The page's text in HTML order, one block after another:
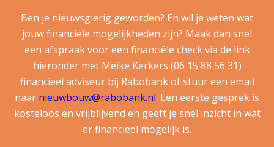
Ben je nieuwsgierig geworden? En wil je weten wat
jouw financiële mogelijkheden zijn? Maak dan snel
een afspraak voor een financiële check via de link
hieronder met Meike Kerkers (06 15 88 56 31)
financieel adviseur bij Rabobank of stuur een email
naar nieuwbouw@rabobank.nl. Een eerste gesprek is
kosteloos en vrijblijvend en geeft je snel inzicht in wat
er financieel mogelijk is.